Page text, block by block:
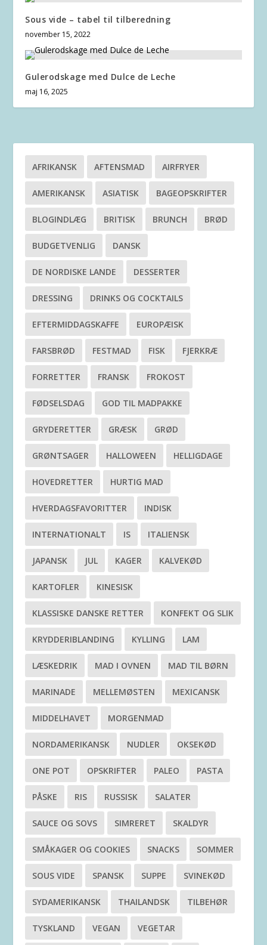
Sous vide – tabel til tilberedning
november 15, 2022
Gulerodskage med Dulce de Leche
maj 16, 2025
AFRIKANSK AFTENSMAD AIRFRYER
AMERIKANSK ASIATISK BAGEOPSKRIFTER
BLOGINDLÆG BRITISK BRUNCH BRØD
BUDGETVENLIG DANSK
DE NORDISKE LANDE DESSERTER
DRESSING DRINKS OG COCKTAILS
EFTERMIDDAGSKAFFE EUROPÆISK
FARSBRØD FESTMAD FISK FJERKRÆ
FORRETTER FRANSK FROKOST
FØDSELSDAG GOD TIL MADPAKKE
GRYDERETTER GRÆSK GRØD
GRØNTSAGER HALLOWEEN HELLIGDAGE
HOVEDRETTER HURTIG MAD
HVERDAGSFAVORITTER INDISK
INTERNATIONALT IS ITALIENSK
JAPANSK JUL KAGER KALVEKØD
KARTOFLER KINESISK
KLASSISKE DANSKE RETTER KONFEKT OG SLIK
KRYDDERIBLANDING KYLLING LAM
LÆSKEDRIK MAD I OVNEN MAD TIL BØRN
MARINADE MELLEMØSTEN MEXICANSK
MIDDELHAVET MORGENMAD
NORDAMERIKANSK NUDLER OKSEKØD
ONE POT OPSKRIFTER PALEO PASTA
PÅSKE RIS RUSSISK SALATER
SAUCE OG SOVS SIMRERET SKALDYR
SMÅKAGER OG COOKIES SNACKS SOMMER
SOUS VIDE SPANSK SUPPE SVINEKØD
SYDAMERIKANSK THAILANDSK TILBEHØR
TYSKLAND VEGAN VEGETAR